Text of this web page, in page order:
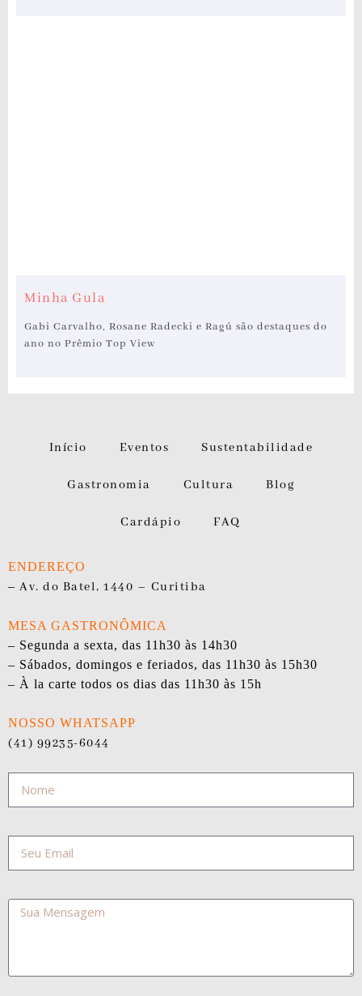
Minha Gula
Gabi Carvalho, Rosane Radecki e Ragú são destaques do
ano no Prêmio Top View
Início Eventos Sustentabilidade
Gastronomia Cultura Blog
Cardápio FAQ
ENDEREÇO
– Av. do Batel, 1440 – Curitiba
MESA GASTRONÔMICA
– Segunda a sexta, das 11h30 às 14h30
– Sábados, domingos e feriados, das 11h30 às 15h30
– À la carte todos os dias das 11h30 às 15h
NOSSO WHATSAPP
(41) 99235-6044